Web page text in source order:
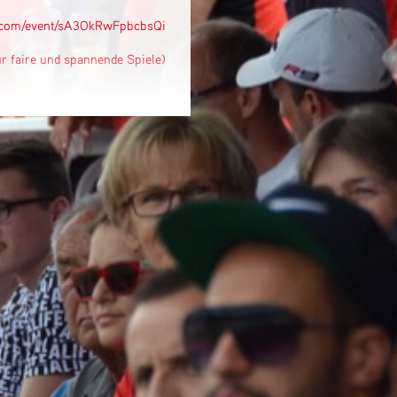
event/sA3OkRwFpbcbsQi
faire und spannende Spiele)
die perfekte Stimmung
event/0SGL2wfLCRyqZt6
wir das Turnier
– wir freuen uns auf Euch!
Unterstützung!
veranstaltet vom 17.07.2026
HSM – Schlossseecup.